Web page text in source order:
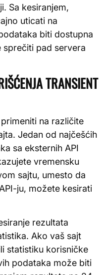
Sa kesiranjem,
uticati na
biti dostupna
sprečiti pad servera
TRANSIENT
na različite
Jedan od najčešćih
sa eksternih API
vremensku
sajtu, umesto da
ju, možete kesirati
rezultata
Ako vaš sajt
statistiku korisničke
podataka može biti